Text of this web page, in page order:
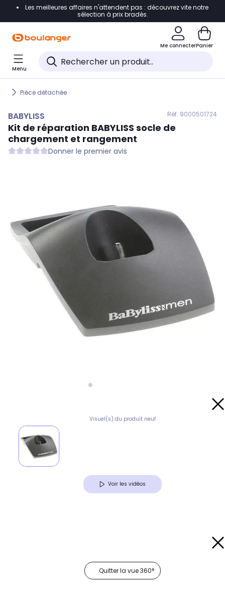
Accéder directement à la navigation
Accéder directement au pied de page
Accéder directement au chatbot
Les meilleures affaires n'attendent pas : découvrez vite notre
sélection à prix bradés.
Me connecterPanier
Menu
Pièce détachée
BABYLISS Réf. 9000501724
Kit de réparation BABYLISS socle de
chargement et rangement
Donner le premier avis
Visuel(s) du produit neuf
Voir les vidéos
Quitter la vue 360°